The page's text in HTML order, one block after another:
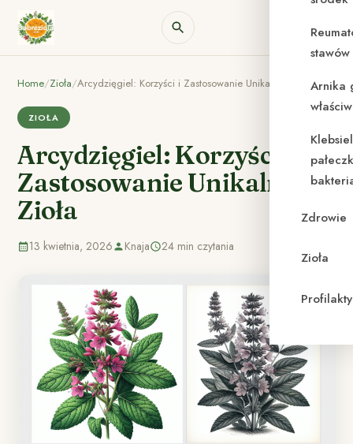
Arnika
Zdrowie
Zioła
Home/Zioła/Arcydzięgiel: Korzyści i Zastosowanie Unikalnego Zioła
ZIOŁA
Arcydzięgiel: Korzyści i
Zastosowanie Unikalnego
Zioła
13 kwietnia, 2026 Knaja 24 min czytania